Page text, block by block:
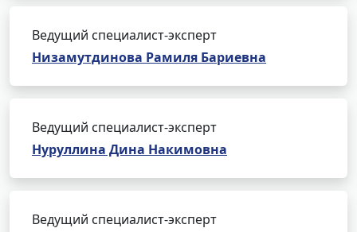
Ведущий специалист-эксперт
Низамутдинова Рамиля Бариевна
Ведущий специалист-эксперт
Нуруллина Дина Накимовна
Ведущий специалист-эксперт